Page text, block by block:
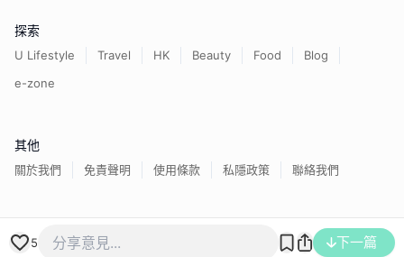
5 下一篇
探索
U Lifestyle Travel HK Beauty Food
Blog
e-zone
其他
關於我們 免責聲明 使用條款 私隱政策 聯絡我們
香港經濟日報版權所有©